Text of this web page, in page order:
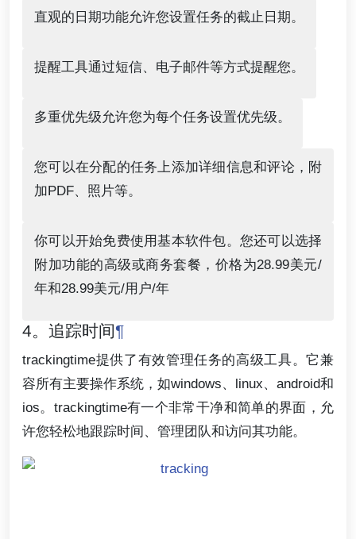
直观的日期功能允许您设置任务的截止日期。
提醒工具通过短信、电子邮件等方式提醒您。
多重优先级允许您为每个任务设置优先级。
您可以在分配的任务上添加详细信息和评论，附
加PDF、照片等。
你可以开始免费使用基本软件包。您还可以选择
附加功能的高级或商务套餐，价格为28.99美元/
年和28.99美元/用户/年
4。追踪时间¶
trackingtime提供了有效管理任务的高级工具。它兼
容所有主要操作系统，如windows、linux、android和
ios。trackingtime有一个非常干净和简单的界面，允
许您轻松地跟踪时间、管理团队和访问其功能。